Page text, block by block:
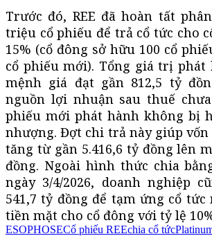
Trước đó, REE đã hoàn tất
triệu cổ phiếu để trả cổ tức cho
15% (cổ đông sở hữu 100 cổ
cổ phiếu mới). Tổng giá trị
mệnh giá đạt gần 812,5 tỷ
nguồn lợi nhuận sau thuế
phiếu mới phát hành không bị
nhượng. Đợt chi trả này giúp vốn
tăng từ gần 5.416,6 tỷ đồng lên
đồng. Ngoài hình thức chia
ngày 3/4/2026, doanh nghiệp
541,7 tỷ đồng để tạm ứng cổ tức
tiền mặt cho cổ đông với tỷ lệ
ESOPHOSECổ phiếu REEchia cổ tức